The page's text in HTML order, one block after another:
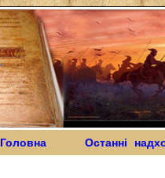
Головна Останні